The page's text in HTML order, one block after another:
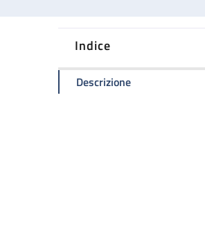
Indice
Descrizionedella pagina